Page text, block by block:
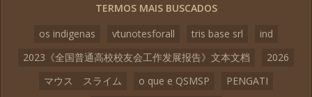
TERMOS MAIS BUSCADOS
os indigenas
vtunotesforall tris base srl
ind
2023《全国普通高校校友会工作发展报告》文本文档
2026
マウス スライム
o que e QSMSP
PENGATI